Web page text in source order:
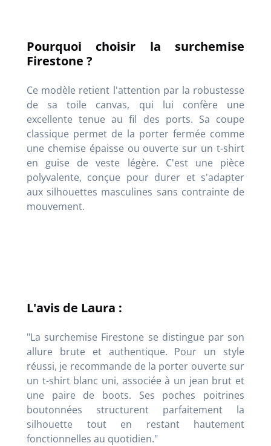
Pourquoi choisir la surchemise
Firestone ?
Ce modèle retient l'attention par la robustesse
de sa toile canvas, qui lui confère une
excellente tenue au fil des ports. Sa coupe
classique permet de la porter fermée comme
une chemise épaisse ou ouverte sur un t-shirt
en guise de veste légère. C'est une pièce
polyvalente, conçue pour durer et s'adapter
aux silhouettes masculines sans contrainte de
mouvement.
L'avis de Laura :
"La surchemise Firestone se distingue par son
allure brute et authentique. Pour un style
réussi, je recommande de la porter ouverte sur
un t-shirt blanc uni, associée à un jean brut et
une paire de boots. Ses poches poitrines
boutonnées structurent parfaitement la
silhouette tout en restant hautement
fonctionnelles au quotidien."